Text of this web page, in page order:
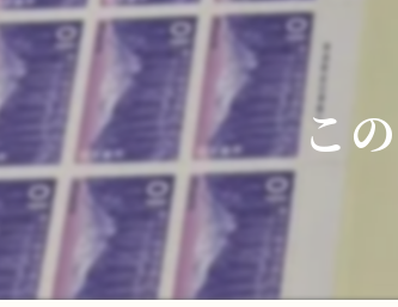
武雄店
神埼吉野ヶ里店
こ